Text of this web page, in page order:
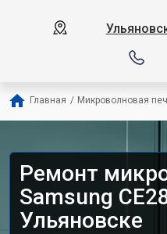
Главная / Микроволновая
Ремонт
Samsung
Ульяновске